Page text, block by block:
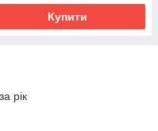
Купити
рік